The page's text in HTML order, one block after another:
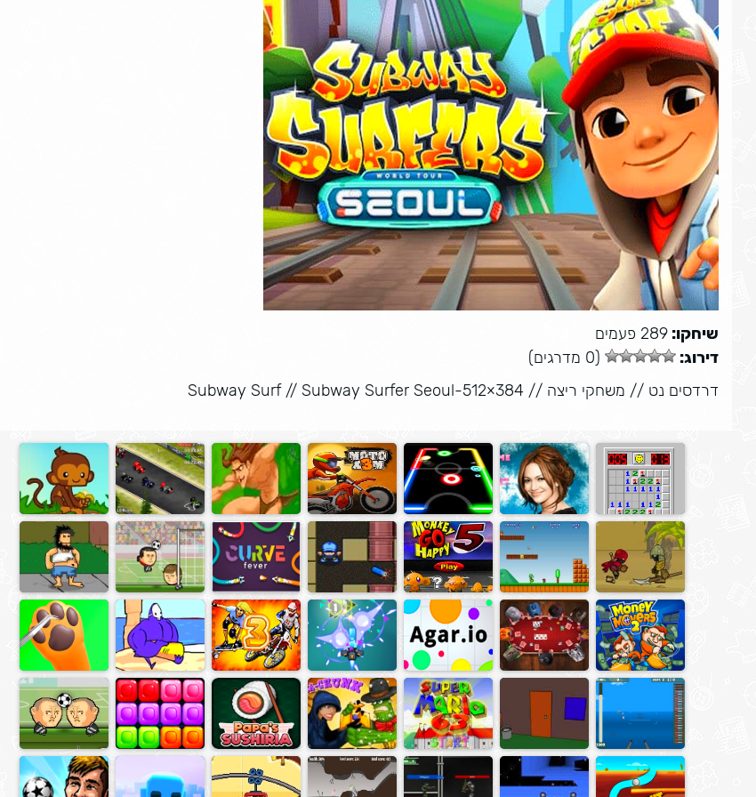
שיחקו:289 פעמים
דירוג:
(0 מדרגים)
דרדסים נט // משחקי ריצה //
Subway Surf// Subway Surfer Seoul-512×384